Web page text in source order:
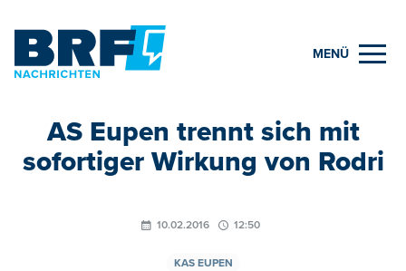
MENÜ
AS Eupen trennt sich mit
sofortiger Wirkung von Rodri
10.02.2016 12:50
KAS EUPEN